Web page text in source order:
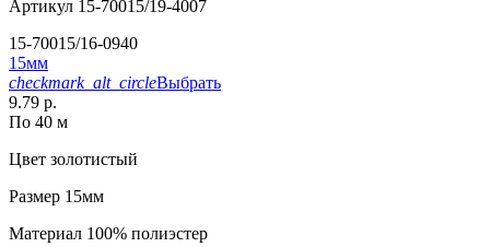
Артикул 15-70015/19-4007
15-70015/16-0940
15мм
checkmark_alt_circleВыбрать
9.79 р.
По 40 м
Цвет золотистый
Размер 15мм
Материал 100% полиэстер